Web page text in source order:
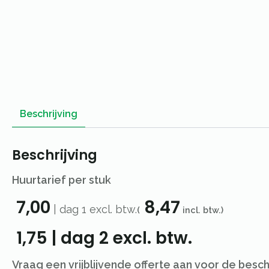
Beschrijving
Beschrijving
Huurtarief per stuk
7,00 dag 1 excl. btw.( 8,47 incl. btw.)
1,75 | dag 2 excl. btw.
Vraag een vrijblijvende offerte aan voor de